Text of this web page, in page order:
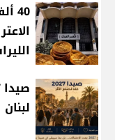
لبنان